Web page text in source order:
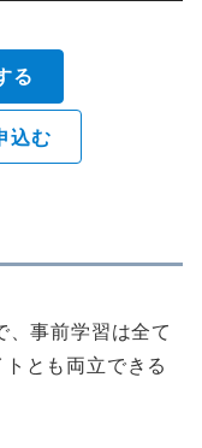
る
込む
事前学習は全て
とも両立できる